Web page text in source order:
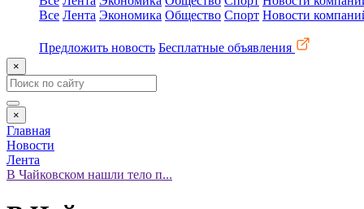
Все Лента Экономика Общество Спорт Новости
Предложить новость Бесплатные объявления
×
×
Главная
Новости
Лента
В Чайковском нашли тело п...